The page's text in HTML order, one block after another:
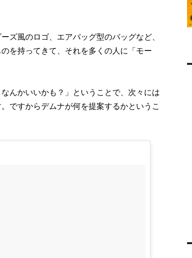
ズ風のロゴ、エアバッグ型のバッグなど、
を持ってきて、それを多くの人に「モー
んかいいかも？」ということで、次々には
ですからデムナが何を提案するかというこ